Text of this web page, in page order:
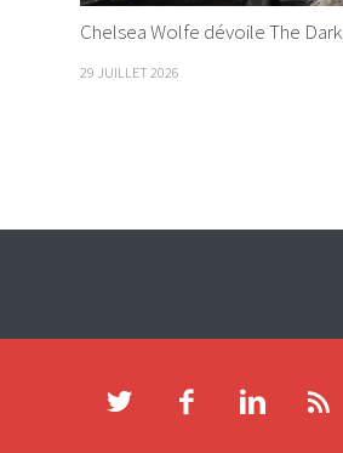
Chelsea Wolfe dévoile The Dark
29 JUILLET 2026